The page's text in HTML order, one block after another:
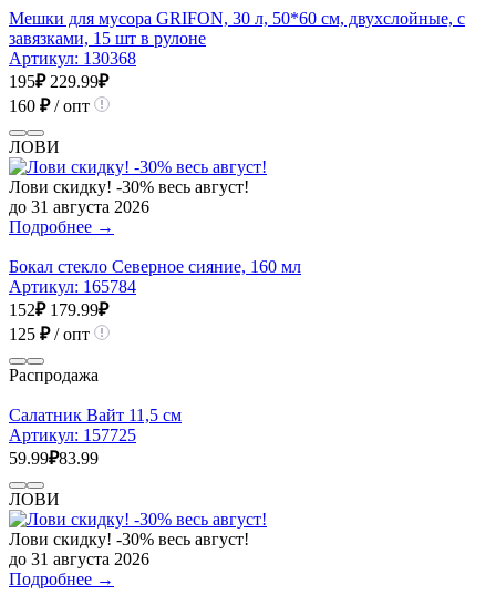
Мешки для мусора GRIFON, 30 л, 50*60 см, двухслойные, с
завязками, 15 шт в рулоне
Артикул: 130368
195₽ 229.99₽
160 ₽/ опт
ЛОВИ
Лови скидку! -30% весь август!
до 31 августа 2026
Подробнее →
Бокал стекло Северное сияние, 160 мл
Артикул: 165784
152₽ 179.99₽
125 ₽/ опт
Распродажа
Салатник Вайт 11,5 см
Артикул: 157725
59.99₽83.99
ЛОВИ
Лови скидку! -30% весь август!
до 31 августа 2026
Подробнее →